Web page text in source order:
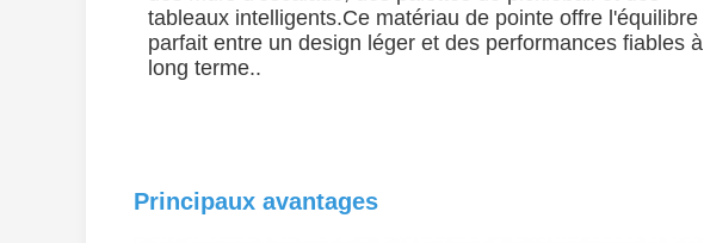
tableaux intelligents.Ce matériau de pointe offre l'équilibre
parfait entre un design léger et des performances fiables à
long terme..
Principaux avantages